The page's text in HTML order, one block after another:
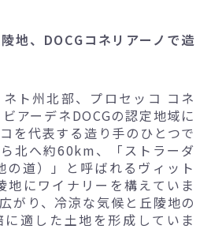
地、DOCGコネリアーノで造
ト州北部、プロセッコ コネ
アーデネDOCGの認定地域に
を代表する造り手のひとつで
北へ約60km、「ストラーダ
の道）」と呼ばれるヴィット
地にワイナリーを構えていま
がり、冷涼な気候と丘陵地の
適した土地を形成していま